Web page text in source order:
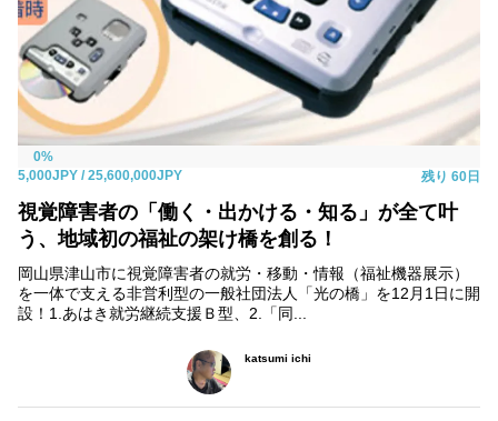
0%
5,000JPY / 25,600,000JPY 残り 60日
視覚障害者の「働く・出かける・知る」が全て叶
う、地域初の福祉の架け橋を創る！
岡山県津山市に視覚障害者の就労・移動・情報（福祉機器展示）
を一体で支える非営利型の一般社団法人「光の橋」を12月1日に開
設！1.あはき就労継続支援Ｂ型、2.「同...
katsumi ichi